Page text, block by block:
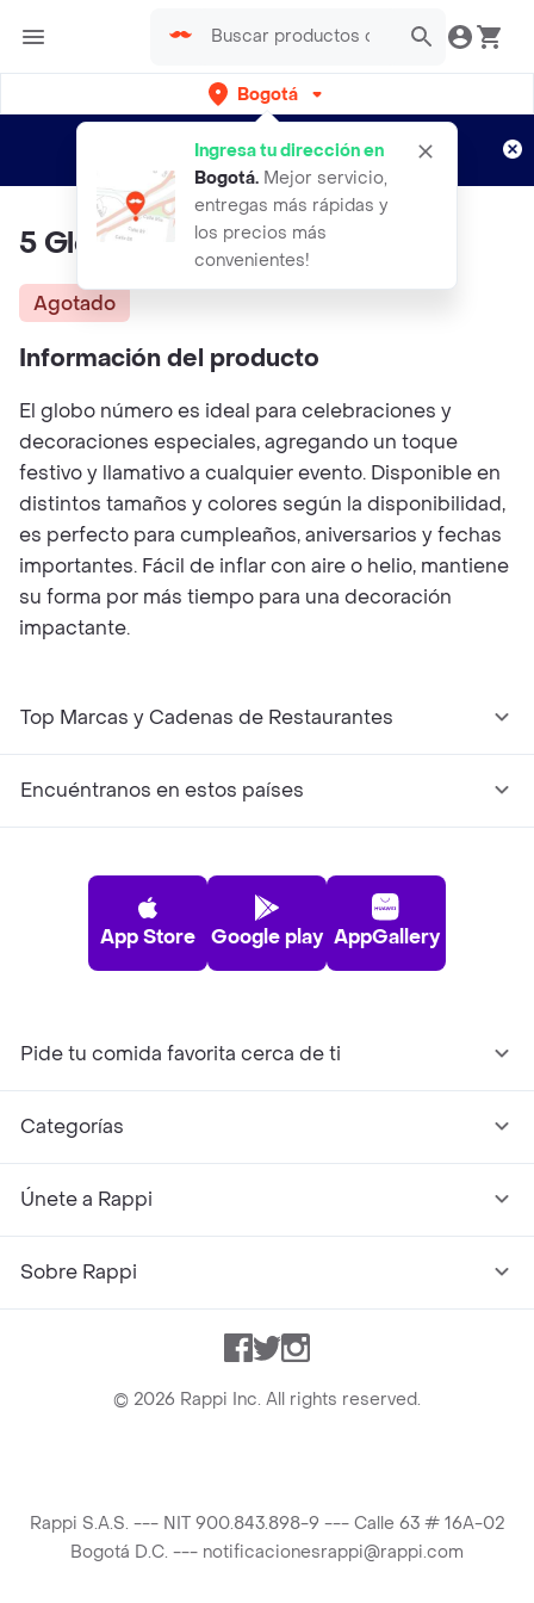
Bogotá
Ingresa tu dirección en
Bogotá. Mejor servicio,
entregas más rápidas y
los precios más
convenientes!
envíos gratis por semanas
Aplican TyC
5 Globo Numero Dorado 16"
Agotado
Información del producto
El globo número es ideal para celebraciones y
decoraciones especiales, agregando un toque
festivo y llamativo a cualquier evento. Disponible en
distintos tamaños y colores según la disponibilidad,
es perfecto para cumpleaños, aniversarios y fechas
importantes. Fácil de inflar con aire o helio, mantiene
su forma por más tiempo para una decoración
impactante.
Top Marcas y Cadenas de Restaurantes
Encuéntranos en estos países
App Store Google play AppGallery
Pide tu comida favorita cerca de ti
Categorías
Únete a Rappi
Sobre Rappi
Facebook
TwitterInstagram
© 2026 Rappi Inc. All rights reserved.
Rappi S.A.S. --- NIT 900.843.898-9 --- Calle 63 # 16A-02
Bogotá D.C. --- notificacionesrappi@rappi.com